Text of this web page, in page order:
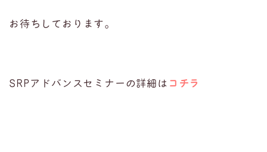
お待ちしております。
SRPアドバンスセミナーの詳細は コチラ